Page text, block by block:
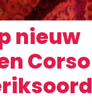
nieuw
Corso